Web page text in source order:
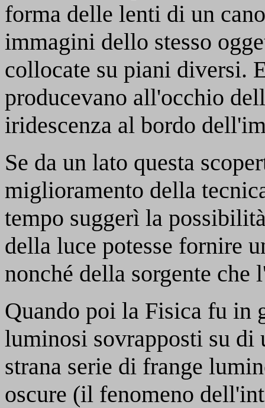
forma delle lenti di un
immagini dello stesso
collocate su piani diversi.
producevano all'occhio
iridescenza al bordo
Se da un lato questa
miglioramento della
tempo suggerì la
della luce potesse fornire
nonché della sorgente che
Quando poi la Fisica fu in
luminosi sovrapposti su di
strana serie di frange
oscure (il fenomeno